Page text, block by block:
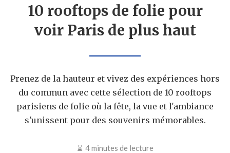
10 rooftops de folie pour
voir Paris de plus haut
Prenez de la hauteur et vivez des expériences hors
du commun avec cette sélection de 10 rooftops
parisiens de folie où la fête, la vue et l'ambiance
s'unissent pour des souvenirs mémorables.
4 minutes de lecture